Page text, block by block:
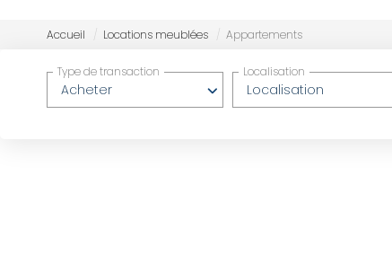
Accueil Locations meublées Appartements
Acheter
Type de transaction
Localisation
Localisation